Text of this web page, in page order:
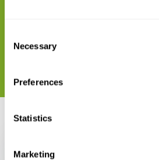
Selection
Necessary
Preferences
Statistics
Marketing
Zuletzt angesehen